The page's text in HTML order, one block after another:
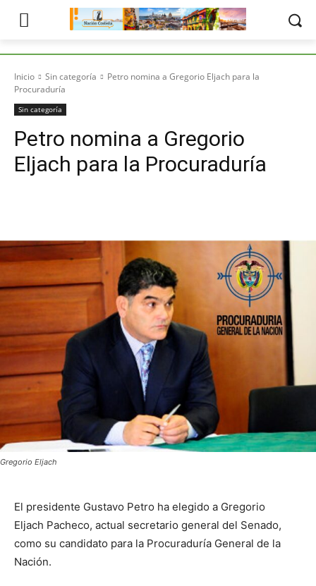
Inicio Sin categoría
Petro nomina a Gregorio Eljach para la
Procuraduría
Sin categoría
Petro nomina a Gregorio
Eljach para la Procuraduría
Gregorio Eljach
El presidente Gustavo Petro ha elegido a Gregorio
Eljach Pacheco, actual secretario general del Senado,
como su candidato para la Procuraduría General de la
Nación.